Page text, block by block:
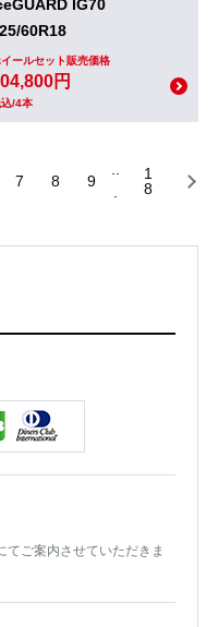
IG70
60R18
イールセット販売価格
円
/4本
7 8 9
1
8
てご案内させていただきま